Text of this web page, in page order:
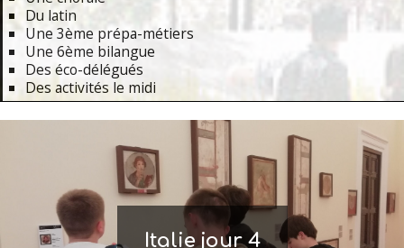
Du latin
Une 3ème prépa-métiers
Une 6ème bilangue
Des éco-délégués
Des activités le midi
Italie jour 4